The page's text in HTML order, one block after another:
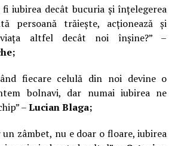
fi iubirea decât bucuria și înțelegerea
persoană trăiește, acționează și
viața altfel decât noi înșine?” –
fiecare celulă din noi devine o
bolnavi, dar numai iubirea ne
–Lucian Blaga;
zâmbet, nu e doar o floare, iubirea